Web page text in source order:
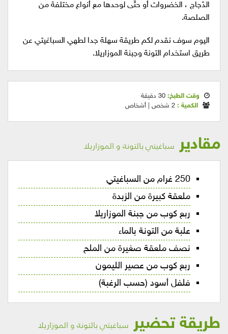
الدّجاج ، الخضروات أو حتّى لوحدها مع أنواع مختلفة من
الصلصة.
اليوم سوف نقدم لكم طريقة سهلة جدا لطهي السباغيتي عن
طريق استخدام التونة وجبنة الموزاريلا.
وقت الطبخ: 30 دقيقة
الكمية : 2 شخص | أشخاص
مقادير سباغيتي بالتونة و الموزاريلا
250 غرام من السباغيتي
ملعقة كبيرة من الزبدة
ربع كوب من جبنة الموزاريلا
علبة من التونة بالماء
نصف ملعقة صغيرة من الملح
ربع كوب من عصير الليمون
فلفل أسود (حسب الرغبة)
طريقة تحضير سباغيتي بالتونة و الموزاريلا